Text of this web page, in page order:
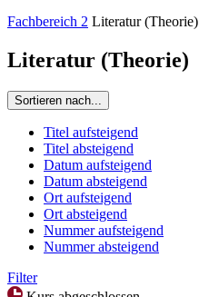
Fachbereich 2 Literatur (Theorie)
Literatur (Theorie)
Sortieren nach...
Titel aufsteigend
Titel absteigend
Datum aufsteigend
Datum absteigend
Ort aufsteigend
Ort absteigend
Nummer aufsteigend
Nummer absteigend
Filter